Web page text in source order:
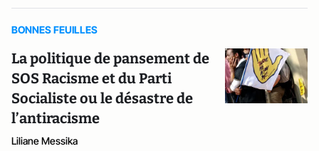
BONNES FEUILLES
La politique de pansement de
SOS Racisme et du Parti
Socialiste ou le désastre de
l’antiracisme
Liliane Messika